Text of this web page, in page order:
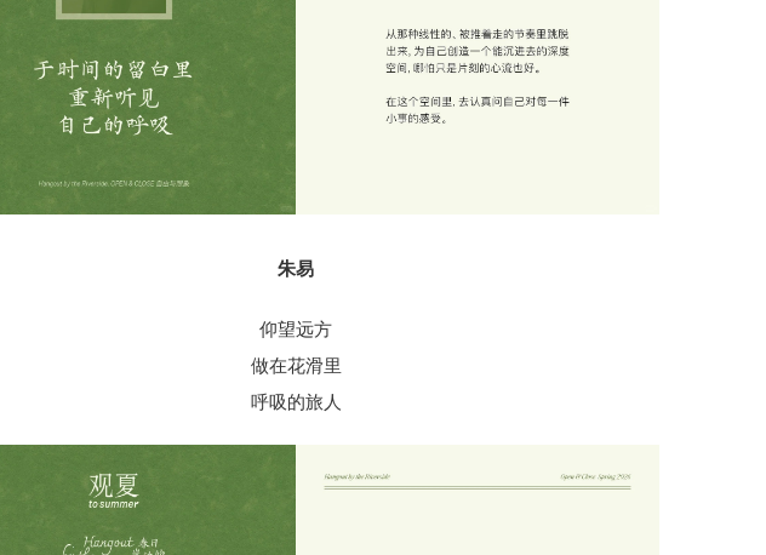
朱易
仰望远方
做在花滑里
呼吸的旅人